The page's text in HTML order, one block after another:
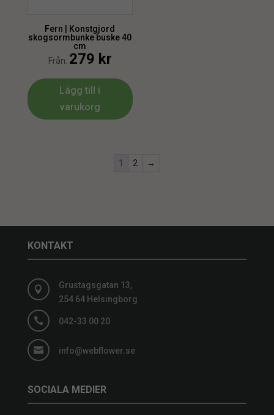
Fern | Konstgjord
skogsormbunke buske 40
cm
Från: 279 kr
Lägg till i
varukorg
1 2 →
KONTAKT

Grustagsgatan 13,
254 64 Helsingborg
 042-33 00 20
 info@webflower.se
SOCIALA MEDIER